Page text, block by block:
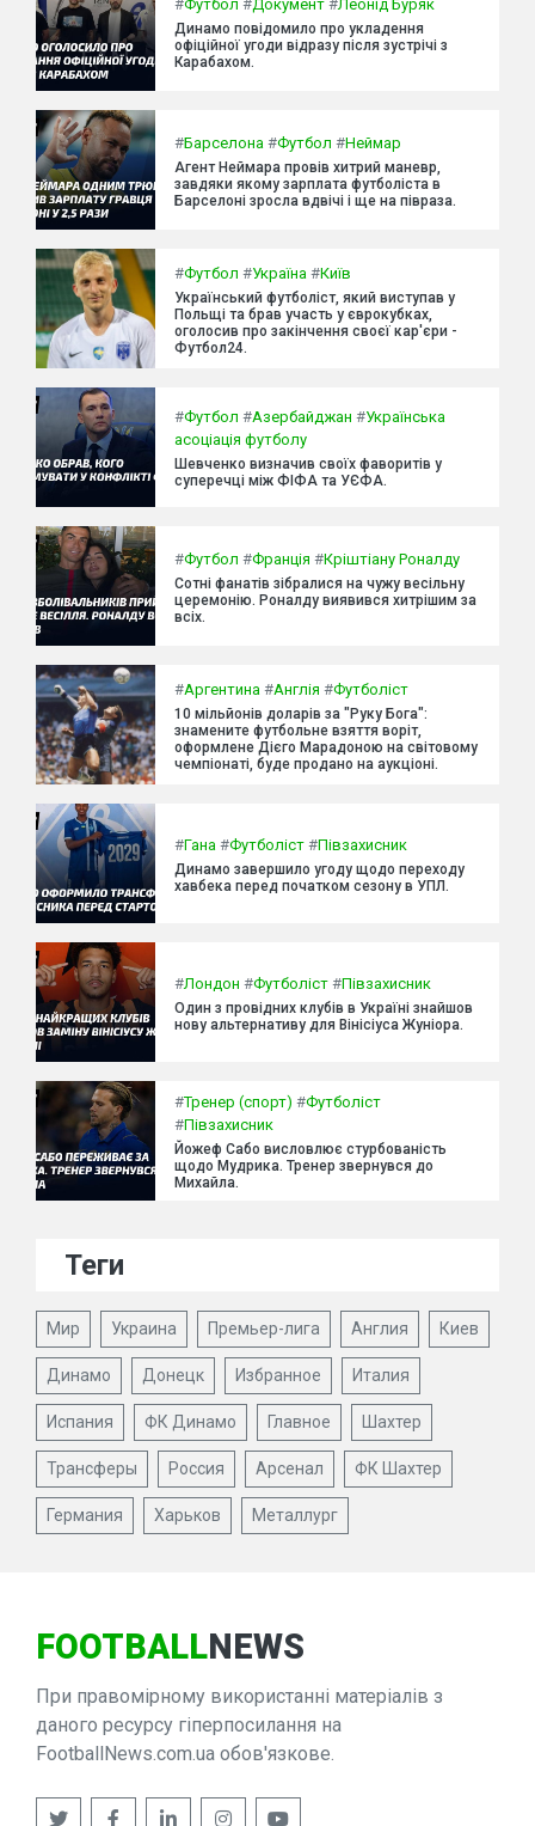
#Футбол #Документ #Леонід Буряк
Динамо повідомило про укладення
офіційної угоди відразу після зустрічі з
Карабахом.
#Барселона #Футбол #Неймар
Агент Неймара провів хитрий маневр,
завдяки якому зарплата футболіста в
Барселоні зросла вдвічі і ще на півраза.
#Футбол #Україна #Київ
Український футболіст, який виступав у
Польщі та брав участь у єврокубках,
оголосив про закінчення своєї кар'єри -
Футбол24.
#Футбол #Азербайджан #Українська
асоціація футболу
Шевченко визначив своїх фаворитів у
суперечці між ФІФА та УЄФА.
#Футбол #Франція #Кріштіану Роналду
Сотні фанатів зібралися на чужу весільну
церемонію. Роналду виявився хитрішим за
всіх.
#Аргентина #Англія #Футболіст
10 мільйонів доларів за "Руку Бога":
знамените футбольне взяття воріт,
оформлене Дієго Марадоною на світовому
чемпіонаті, буде продано на аукціоні.
#Гана #Футболіст #Півзахисник
Динамо завершило угоду щодо переходу
хавбека перед початком сезону в УПЛ.
#Лондон #Футболіст #Півзахисник
Один з провідних клубів в Україні знайшов
нову альтернативу для Вінісіуса Жуніора.
#Тренер (спорт) #Футболіст
#Півзахисник
Йожеф Сабо висловлює стурбованість
щодо Мудрика. Тренер звернувся до
Михайла.
Теги
Мир Украина Премьер-лига Англия Киев
Динамо Донецк Избранное Италия
Испания ФК Динамо Главное Шахтер
Трансферы Россия Арсенал ФК Шахтер
Германия Харьков Металлург
FOOTBALLNEWS
При правомірному використанні матеріалів з
даного ресурсу гіперпосилання на
FootballNews.com.ua обов'язкове.